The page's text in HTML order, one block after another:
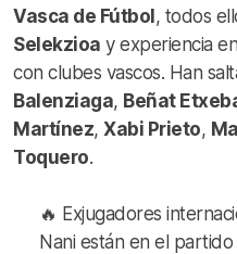
Vasca de Fútbol, todos
Selekzioa y experiencia
con clubes vascos. Han
Balenziaga, Beñat
Martínez, Xabi Prieto,
Toquero.
🔥 Exjugadores
Nani están en el